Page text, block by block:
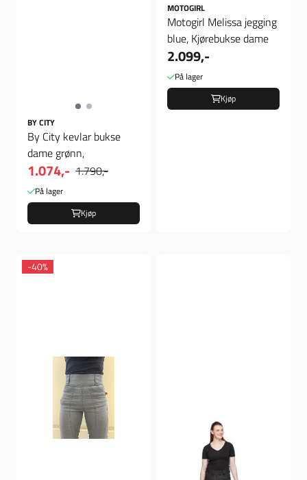
BY CITY
By City kevlar bukse
dame grønn,
1.074,- 1.790,-
På lager
Kjøp
MOTOGIRL
Motogirl Melissa jegging
blue, Kjørebukse dame
2.099,-
På lager
Kjøp
-40%